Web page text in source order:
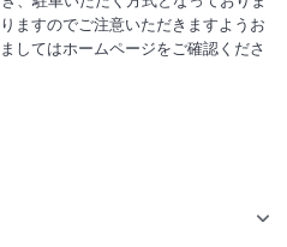
のご案内～
す。
ージをご確認ください。
ますのでご注意いただきますようお
してはホームページをご確認くださ